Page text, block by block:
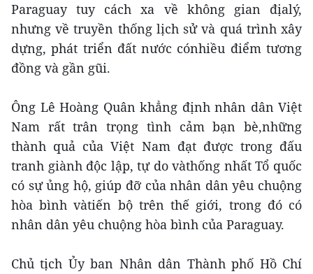
Paraguay tuy cách xa về không gian địalý,
nhưng về truyền thống lịch sử và quá trình xây
dựng, phát triển đất nước cónhiều điểm tương
đồng và gần gũi.
Ông Lê Hoàng Quân khẳng định nhân dân Việt
Nam rất trân trọng tình cảm bạn bè,những
thành quả của Việt Nam đạt được trong đấu
tranh giành độc lập, tự do vàthống nhất Tổ quốc
có sự ủng hộ, giúp đỡ của nhân dân yêu chuộng
hòa bình vàtiến bộ trên thế giới, trong đó có
nhân dân yêu chuộng hòa bình của Paraguay.
Chủ tịch Ủy ban Nhân dân Thành phố Hồ Chí